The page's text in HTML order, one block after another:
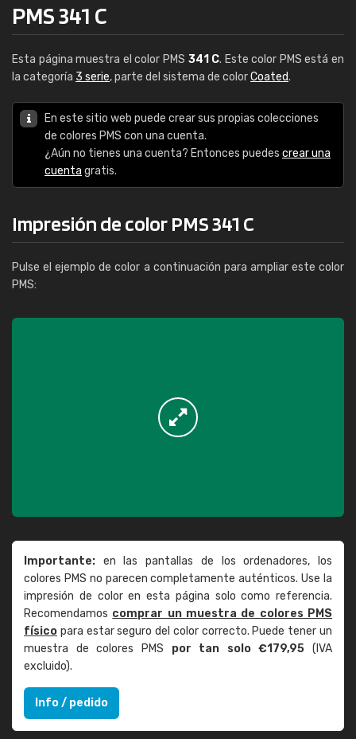
PMS 341 C
Esta página muestra el color PMS 341 C. Este color PMS está en
la categoría 3 serie, parte del sistema de colorCoated.
En este sitio web puede crear sus propias colecciones
de colores PMS con una cuenta.
¿Aún no tienes una cuenta? Entonces puedes crear una
cuenta gratis.
Impresión de color PMS 341 C
Pulse el ejemplo de color a continuación para ampliar este color
PMS:
Importante: en las pantallas de los ordenadores, los
colores PMS no parecen completamente auténticos. Use la
impresión de color en esta página solo como referencia.
Recomendamos comprar un muestra de colores PMS
físico para estar seguro del color correcto. Puede tener un
muestra de colores PMS por tan solo €179,95 (IVA
excluido).
Info / pedido